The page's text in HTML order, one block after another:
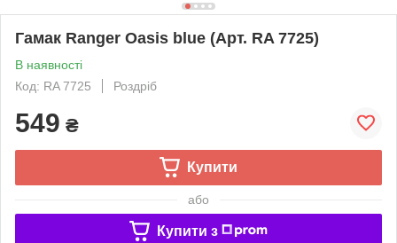
Гамак Ranger Oasis blue (Арт. RA 7725)
В наявності
Код: RA 7725
Роздріб
549 ₴
Купити
або
Купити з